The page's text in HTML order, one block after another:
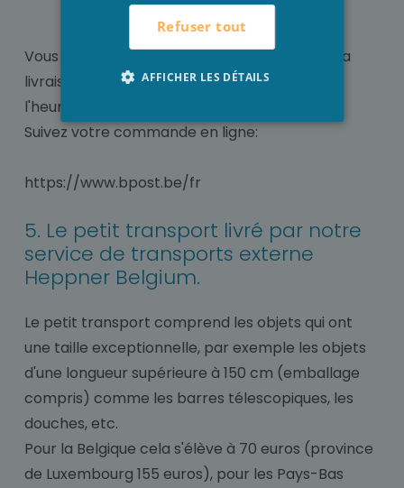
1,5 m pour le côté le plus long.
3 m³ pour le dimension totale.
Vous recevrez un mail tôt le matin le jour de la
livraison. Ce mail contient une indication de
l'heure la livraison prévue.
Suivez votre commande en ligne:
https://www.bpost.be/fr
5. Le petit transport livré par notre
service de transports externe
Heppner Belgium.
Le petit transport comprend les objets qui ont
une taille exceptionnelle, par exemple les objets
d'une longueur supérieure à 150 cm (emballage
compris) comme les barres télescopiques, les
douches, etc.
Pour la Belgique cela s'élève à 70 euros (province
de Luxembourg 155 euros), pour les Pays-Bas
Refuser tout
AFFICHER LES DÉTAILS